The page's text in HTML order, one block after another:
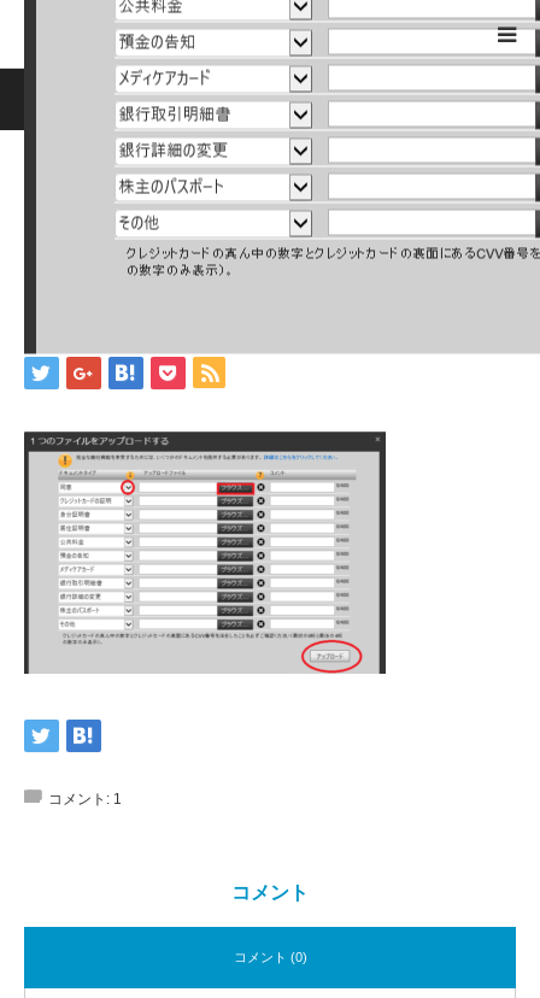
image20
: ltrim() expects parameter 1 to be string, object given
/home/jwc88/xn--fx-
1b4aw32prutzhc733epto.com/public_html/wp-
includes/formatting.phpon line4341
image20
コメント: 1
コメント
コメント (0)